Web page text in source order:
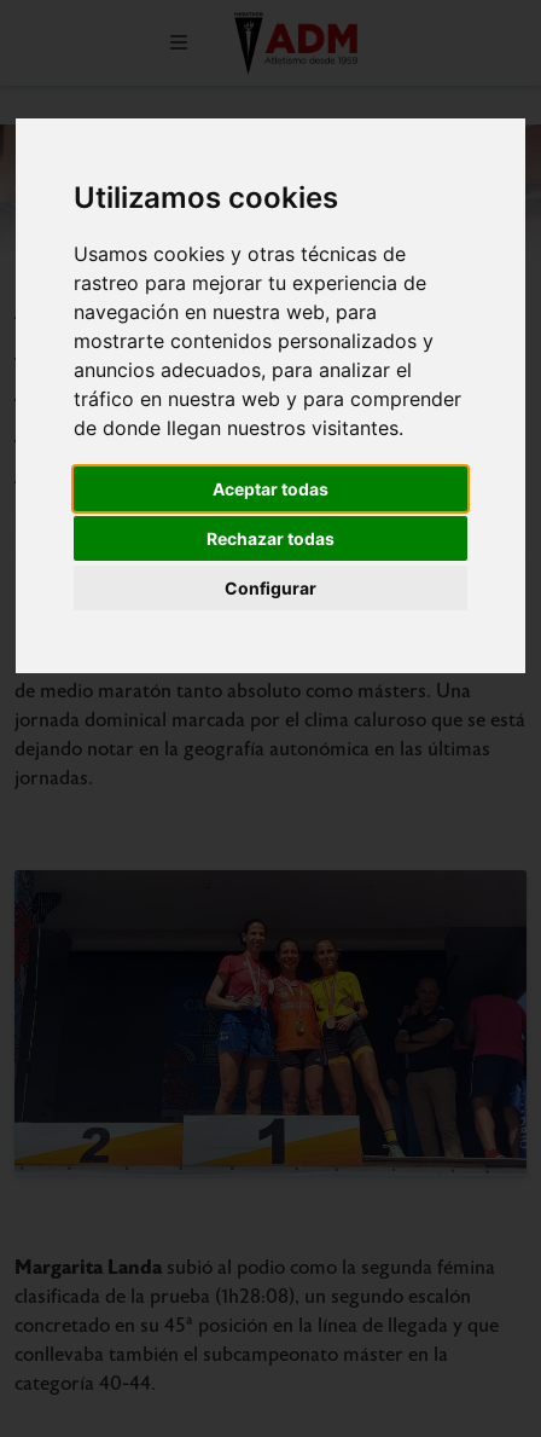
Utilizamos cookies
Usamos cookies y otras técnicas de
rastreo para mejorar tu experiencia de
navegación en nuestra web, para
mostrarte contenidos personalizados y
anuncios adecuados, para analizar el
tráfico en nuestra web y para comprender
de donde llegan nuestros visitantes.
Aceptar todas
Rechazar todas
Configurar
MARGARITA LANDA Y JUAN
FRANCISCO FREIRE,
MEDALLISTAS EN EL
CAMPEONATO DE MADRID DE
MEDIA MARATÓN MÁSTER
27/05/2026
de medio maratón tanto absoluto como másters. Una
jornada dominical marcada por el clima caluroso que se está
dejando notar en la geografía autonómica en las últimas
jornadas.
Margarita Landa subió al podio como la segunda fémina
clasificada de la prueba (1h28:08), un segundo escalón
concretado en su 45ª posición en la línea de llegada y que
conllevaba también el subcampeonato máster en la
categoría 40-44.